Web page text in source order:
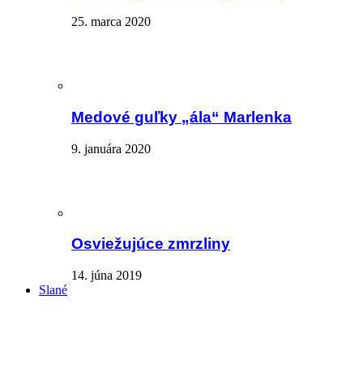
25. marca 2020
Medové guľky „ála“ Marlenka
9. januára 2020
Osviežujúce zmrzliny
14. júna 2019
Slané